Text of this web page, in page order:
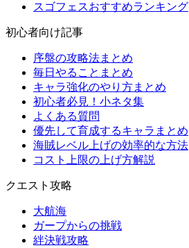
スゴフェスおすすめランキング
初心者向け記事
序盤の攻略法まとめ
毎日やることまとめ
キャラ強化のやり方まとめ
初心者必見！小ネタ集
よくある質問
優先して育成するキャラまとめ
海賊レベル上げの効率的な方法
コスト上限の上げ方解説
クエスト攻略
大航海
ガープからの挑戦
絆決戦攻略